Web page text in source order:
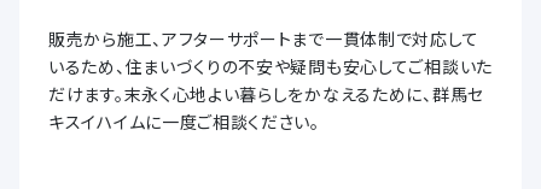
販売から施工、アフターサポートまで一貫体制で対応して
いるため、住まいづくりの不安や疑問も安心してご相談いた
だけます。末永く心地よい暮らしをかなえるために、群馬セ
キスイハイムに一度ご相談ください。